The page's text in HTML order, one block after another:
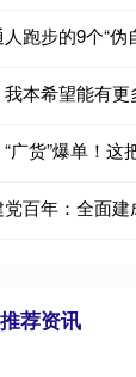
推荐资讯